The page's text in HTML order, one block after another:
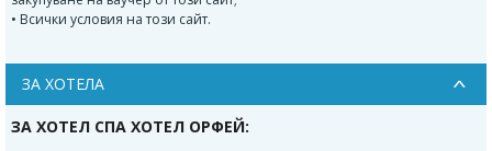
• Всички условия на този сайт.
ЗА ХОТЕЛА
ЗА ХОТЕЛ СПА ХОТЕЛ ОРФЕЙ: